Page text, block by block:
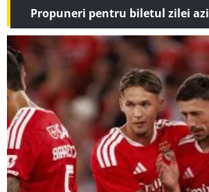
Propuneri pentru biletul zilei azi